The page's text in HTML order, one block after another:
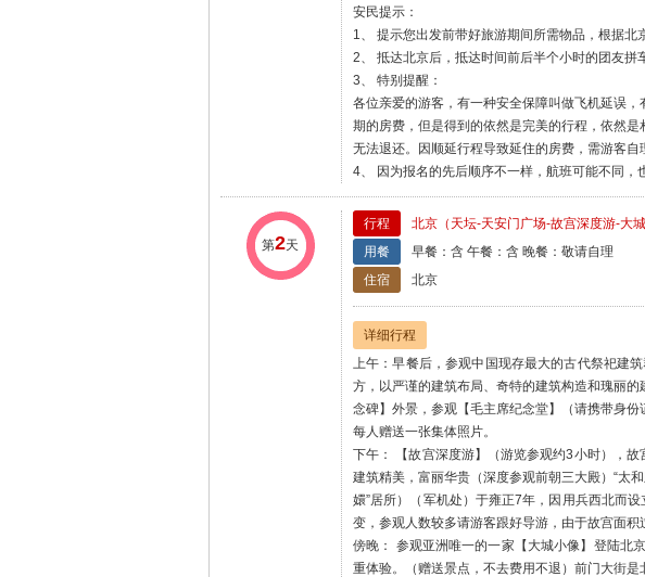
安民提示：
1、 提示您出发前带好旅游期间所需物品，根据北
2、 抵达北京后，抵达时间前后半个小时的团友拼
3、 特别提醒：
各位亲爱的游客，有一种安全保障叫做飞机延误
期的房费，但是得到的依然是完美的行程，依然
无法退还。因顺延行程导致延住的房费，需游客自
4、 因为报名的先后顺序不一样，航班可能不同，
第2天
行程
北京（天坛-天安门广场-故宫深度游-大城
用餐
早餐：含 午餐：含 晚餐：敬请自理
住宿
北京
详细行程
上午：早餐后，参观中国现存最大的古代祭祀建
方，以严谨的建筑布局、奇特的建筑构造和瑰丽
念碑】外景，参观【毛主席纪念堂】（请携带身
每人赠送一张集体照片。
下午： 【故宫深度游】（游览参观约3小时），故
建筑精美，富丽华贵（深度参观前朝三大殿）“太
嬛”居所）（军机处）于雍正7年，因用兵西北而
变，参观人数较多请游客跟好导游，由于故宫面积
傍晚： 参观亚洲唯一的一家【大城小像】登陆北
重体验。（赠送景点，不去费用不退）前门大街